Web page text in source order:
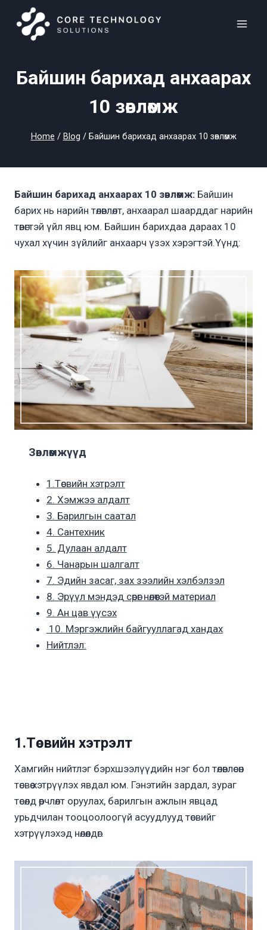
content
Байшин барихад анхаарах
10 зөвлөмж
Home / Blog / Байшин барихад анхаарах 10 зөвлөмж
Байшин барихад анхаарах 10 зөвлөмж: Байшин
барих нь нарийн төлөвлөлт, анхаарал шаарддаг нарийн
төвөгтэй үйл явц юм. Байшин барихдаа дараах 10
чухал хүчин зүйлийг анхаарч үзэх хэрэгтэй.Үүнд:
Зөвлөмжүүд
1.Төсвийн хэтрэлт
2. Хэмжээ алдалт
3. Барилгын саатал
4. Сантехник
5. Дулаан алдалт
6. Чанарын шалгалт
7. Эдийн засаг, зах зээлийн хэлбэлзэл
8. Эрүүл мэндэд сөрөг нөлөөтэй материал
9. Ан цав үүсэх
10. Мэргэжлийн байгууллагад хандах
Нийтлэл:
1.Төсвийн хэтрэлт
Хамгийн нийтлэг бэрхшээлүүдийн нэг бол төлөвлөсөн
төсвөө хэтрүүлэх явдал юм. Гэнэтийн зардал, зураг
төсөлд өөрчлөлт оруулах, барилгын ажлын явцад
урьдчилан тооцоолоогүй асуудлууд төсвийг
хэтрүүлэхэд нөлөөлдөг.